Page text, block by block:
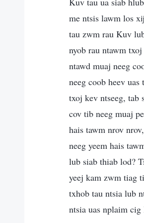
me ntsis lawm los
tau zwm rau Kuv
nyob rau ntawm
ntawd muaj neeg
neeg coob heev
txoj kev ntseeg, tab
cov tib neeg muaj
hais tawm nrov
neeg yeem hais
lub siab thiab lod?
yeej kam zwm tiag
txhob tau ntsia lub
ntsia uas nplaim